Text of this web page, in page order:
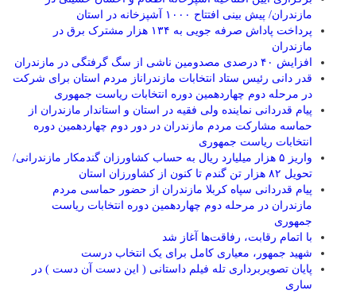
مازندران/ پیش بینی افتتاح ۱۰۰۰ آشپزخانه در استان
پرداخت پاداش صرفه جویی به ۱۳۴ هزار مشترک برق در
مازندران
افزایش ۴۰ درصدی مصدومین ناشی از سگ گرفتگی در مازندران
قدر دانی رئیس ستاد انتخابات مازندراناز مردم استان برای شرکت
در مرحله دوم چهاردهمین دوره انتخابات ریاست جمهوری
پیام قدردانی نماینده ولی فقیه در استان و استاندار مازندران از
حماسه مشارکت مردم مازندران در دور دوم چهاردهمین دوره
انتخابات ریاست جمهوری
واریز ۵ هزار میلیارد ریال به حساب کشاورزان گندمکار مازندرانی/
تحویل ۸۲ هزار تن گندم تا کنون از کشاورزان استان
پیام قدردانی سپاه کربلا مازندران از حضور حماسی مردم
مازندران در مرحله دوم چهاردهمین دوره انتخابات ریاست
جمهوری
با اتمام رقابت، رفاقت‌ها آغاز شد
شهید جمهور، معیاری کامل برای یک انتخاب درست
پایان تصویربرداری تله فیلم داستانی ( این دست آن دست ) در
ساری